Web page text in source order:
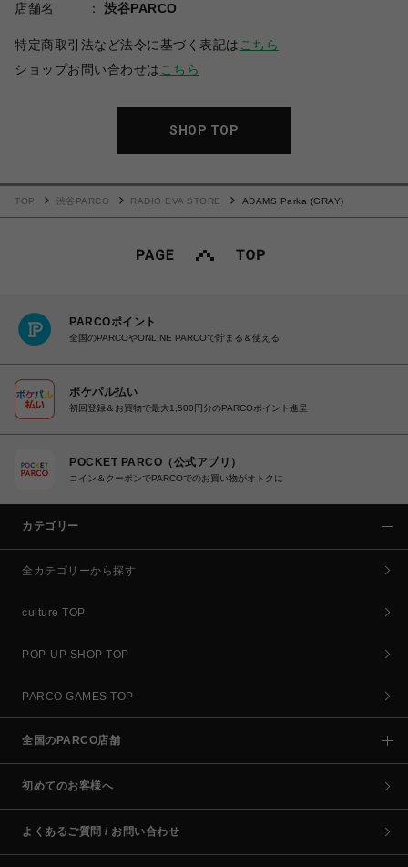
店舗名
渋谷PARCO
特定商取引法など法令に基づく表記は こちら
ショップお問い合わせは こちら
SHOP TOP
TOP 渋谷PARCO RADIO EVA STORE ADAMS Parka (GRAY)
PARCOポイント
全国のPARCOやONLINE PARCOで貯まる＆使える
ポケパル払い
初回登録＆お買物で最大1,500円分のPARCOポイント進呈
POCKET PARCO（公式アプリ）
コイン＆クーポンでPARCOでのお買い物がオトクに
カテゴリー
全カテゴリーから探す
culture TOP
POP-UP SHOP TOP
PARCO GAMES TOP
全国のPARCO店舗
初めてのお客様へ
よくあるご質問 / お問い合わせ